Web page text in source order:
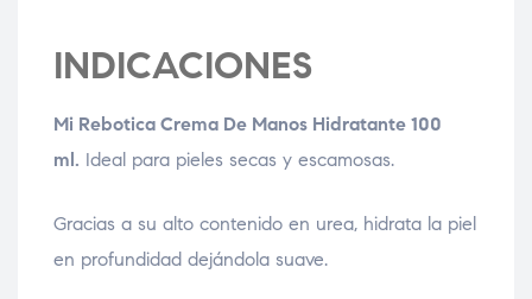
INDICACIONES
Mi Rebotica Crema De Manos Hidratante 100
ml. Ideal para pieles secas y escamosas.
Gracias a su alto contenido en urea, hidrata la piel
en profundidad dejándola suave.